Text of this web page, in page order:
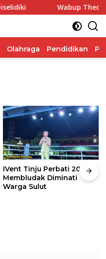
Wabup Theodorus
Olahraga Pendidikan
IVent Tinju Perbati 2026
Membludak Diminati
Warga Sulut